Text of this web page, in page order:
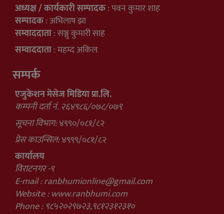
अध्यक्ष / कार्यकारी सम्पादक: पवन कुमार शाह
सम्पादक: अभिलाष झा
सम्वाददाता: सञ्जु कुमारी साह
सम्वाददाता: महम्द अकिल
सम्पर्क
एजुकेशन मेसेज मिडिया प्रा.लि.
कम्पनी दर्ता नं. २६४९८६/०७८/०७९
सूचना विभाग:४९९०/०८१/८२
प्रेस काउन्सिल:४९९९/०८१/८२
कार्यालय
विराटनगर -९
E-mail :ranbhumionline@gmail.com
Website : www.ranbhumi.com
Phone : ९८५२०२९७२३,९८१२३१२३१०